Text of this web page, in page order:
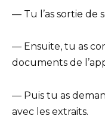
— Tu l’as sortie de
— Ensuite, tu as
documents de
— Puis tu as
avec les extraits.